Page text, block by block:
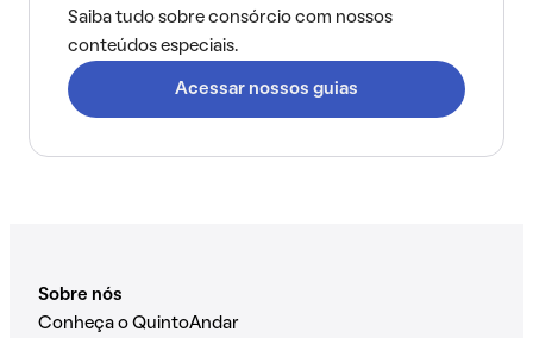
Saiba tudo sobre consórcio com nossos
conteúdos especiais.
Acessar nossos guias
Sobre nós
Conheça o QuintoAndar